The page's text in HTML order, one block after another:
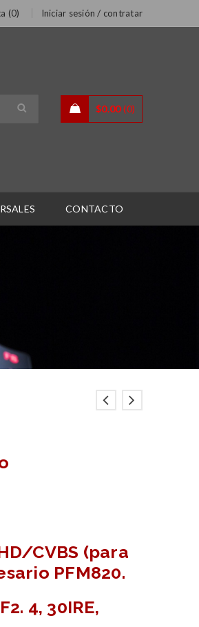
(0) Iniciar sesión / contratar
$0.00 0
CONTACTO
CVBS (para
PFM820.
4, 30IRE,